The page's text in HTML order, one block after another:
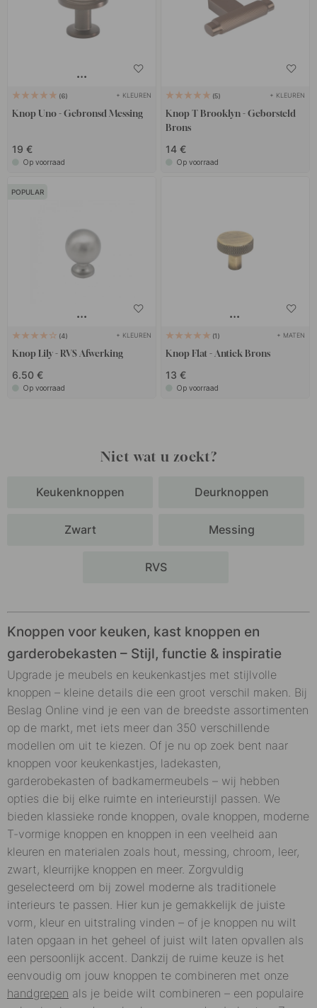
6 + KLEUREN
Knop Uno - Gebronsd Messing
19 €
Op voorraad
5 + KLEUREN
Knop T Brooklyn - Geborsteld
Brons
14 €
Op voorraad
POPULAR
4 + KLEUREN
Knop Lily - RVS Afwerking
6.50 €
Op voorraad
1 + MATEN
Knop Flat - Antiek Brons
13 €
Op voorraad
Niet wat u zoekt?
Keukenknoppen Deurknoppen
Zwart Messing
RVS
Knoppen voor keuken, kast knoppen en
garderobekasten – Stijl, functie & inspiratie
Upgrade je meubels en keukenkastjes met stijlvolle
knoppen – kleine details die een groot verschil maken. Bij
Beslag Online vind je een van de breedste assortimenten
op de markt, met iets meer dan 350 verschillende
modellen om uit te kiezen. Of je nu op zoek bent naar
knoppen voor keukenkastjes, ladekasten,
garderobekasten of badkamermeubels – wij hebben
opties die bij elke ruimte en interieurstijl passen. We
bieden klassieke ronde knoppen, ovale knoppen, moderne
T-vormige knoppen en knoppen in een veelheid aan
kleuren en materialen zoals hout, messing, chroom, leer,
zwart, kleurrijke knoppen en meer. Zorgvuldig
geselecteerd om bij zowel moderne als traditionele
interieurs te passen. Hier kun je gemakkelijk de juiste
vorm, kleur en uitstraling vinden – of je knoppen nu wilt
laten opgaan in het geheel of juist wilt laten opvallen als
een persoonlijk accent. Dankzij de ruime keuze is het
eenvoudig om jouw knoppen te combineren met onze
handgrepen als je beide wilt combineren – een populaire